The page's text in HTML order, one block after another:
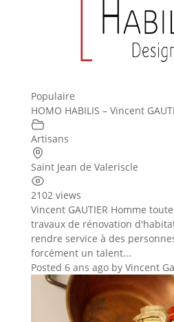
Populaire
HOMO HABILIS – Vincent
Artisans
Saint Jean de Valeriscle
2102 views
Vincent GAUTIER Homme
travaux de rénovation
rendre service à des
forcément un talent...
Posted 6 ans agoby Vincent